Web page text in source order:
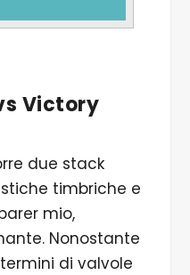
Victory
due stack
timbriche e
mio,
Nonostante
di valvole